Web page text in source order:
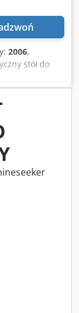
2006,
stół do
x 2600 mm
moc: 19 kW
0,25 mm
cięcia folii
siły